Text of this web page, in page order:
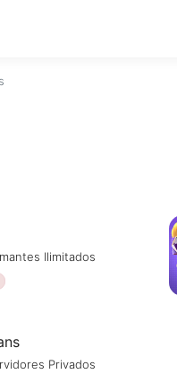
Ilimitados
Privados